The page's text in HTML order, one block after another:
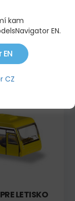
LETISKO
kam
EN.
CZ